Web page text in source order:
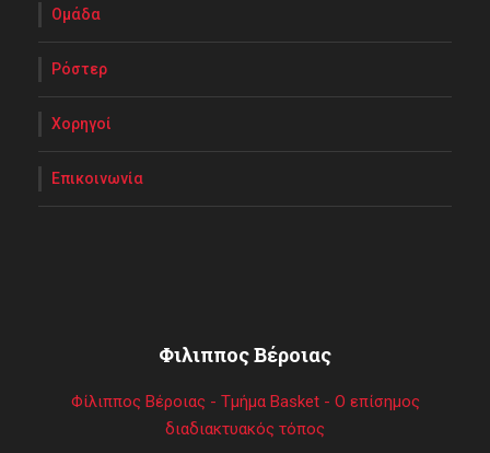
Ομάδα
Ρόστερ
Χορηγοί
Επικοινωνία
Φιλιππος Βέροιας
Φίλιππος Βέροιας - Τμήμα Basket - Ο επίσημος
διαδιακτυακός τόπος